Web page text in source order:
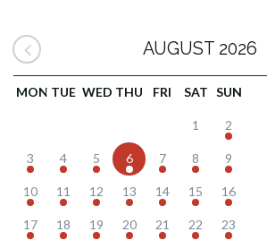
AUGUST 2026
MON TUE WED THU FRI SAT SUN
1 2
3 4 5 6 7 8 9
10 11 12 13 14 15 16
17 18 19 20 21 22 23